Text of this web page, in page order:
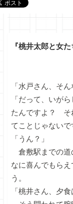
『桃井太郎と女
「水戸さん、そ
「だって、いが
たんですよ？ そ
てことじゃないで
「うん？」
倉敷駅までの道
なに喜んでもら
う。
「桃井さん、夕食